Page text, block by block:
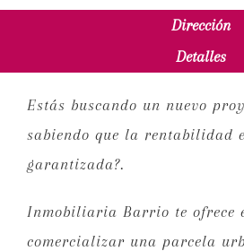
Dirección
Detalles
Estás buscando un nuevo
sabiendo que la rentabilidad
garantizada?.
Inmobiliaria Barrio te ofrece
comercializar una parcela